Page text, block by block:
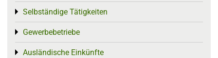
Selbständige Tätigkeiten
Toggle menu
Gewerbebetriebe
Toggle menu
Ausländische Einkünfte
Toggle menu